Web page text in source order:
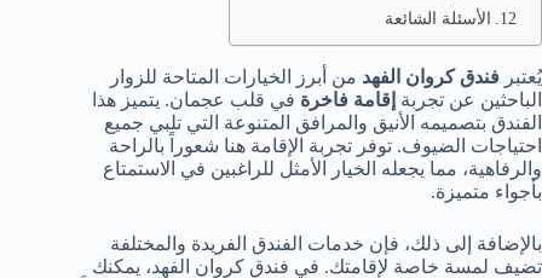
الأسئلة الشائعة
يُعتبر فندق كروان الفهد من أبرز الخيارات المتاحة للزوار
الباحثين عن تجربة إقامة فاخرة في قلب عجمان. يتميز هذا
الفندق بتصميمه الأنيق والمرافق المتنوعة التي تلبي جميع
احتياجات الضيوف. توفر تجربة الإقامة هنا شعوراً بالراحة
والرفاهية، مما يجعله الخيار الأمثل للراغبين في الاستمتاع
بأجواء متميزة.
بالإضافة إلى ذلك، فإن خدمات الفندق الفريدة والمختلفة
تضيف لمسة خاصة لإقامتك. في فندق كروان الفهد، يمكنك